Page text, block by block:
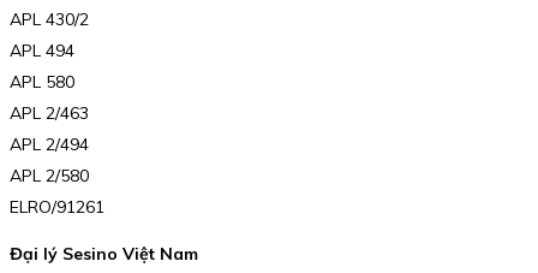
APL 430/2
APL 494
APL 580
APL 2/463
APL 2/494
APL 2/580
ELRO/91261
Đại lý Sesino Việt Nam